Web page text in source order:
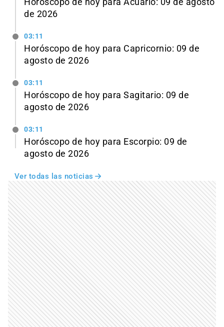
Horóscopo de hoy para Acuario: 09 de agosto
de 2026
03:11
Horóscopo de hoy para Capricornio: 09 de
agosto de 2026
03:11
Horóscopo de hoy para Sagitario: 09 de
agosto de 2026
03:11
Horóscopo de hoy para Escorpio: 09 de
agosto de 2026
Ver todas las noticias